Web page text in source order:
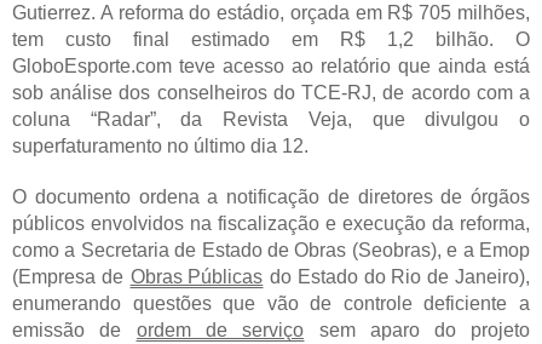
Gutierrez. A reforma do estádio, orçada em R$ 705 milhões,
tem custo final estimado em R$ 1,2 bilhão. O
GloboEsporte.com teve acesso ao relatório que ainda está
sob análise dos conselheiros do TCE-RJ, de acordo com a
coluna “Radar”, da Revista Veja, que divulgou o
superfaturamento no último dia 12.
O documento ordena a notificação de diretores de órgãos
públicos envolvidos na fiscalização e execução da reforma,
como a Secretaria de Estado de Obras (Seobras), e a Emop
(Empresa de Obras Públicas do Estado do Rio de Janeiro),
enumerando questões que vão de controle deficiente a
emissão de ordem de serviço sem aparo do projeto